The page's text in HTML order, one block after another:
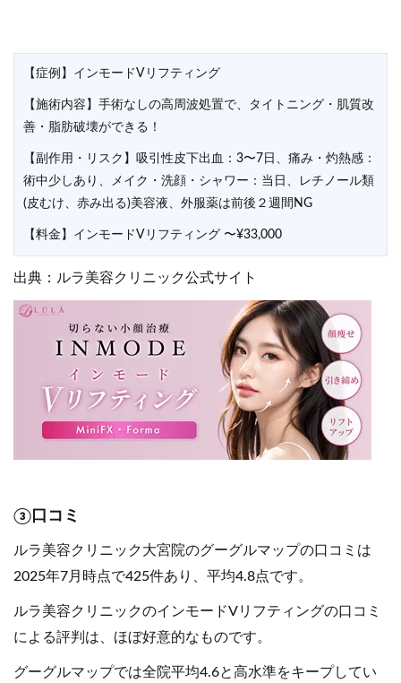
【症例】インモードVリフティング
【施術内容】手術なしの高周波処置で、タイトニング・肌質改
善・脂肪破壊ができる！
【副作用・リスク】吸引性皮下出血：3〜7日、痛み・灼熱感：
術中少しあり、メイク・洗顔・シャワー：当日、レチノール類
(皮むけ、赤み出る)美容液、外服薬は前後２週間NG
【料金】インモードVリフティング 〜¥33,000
出典：ルラ美容クリニック公式サイト
③口コミ
ルラ美容クリニック大宮院のグーグルマップの口コミは
2025年7月時点で425件あり、平均4.8点です。
ルラ美容クリニックのインモードVリフティングの口コミ
による評判は、ほぼ好意的なものです。
グーグルマップでは全院平均4.6と高水準をキープしてい